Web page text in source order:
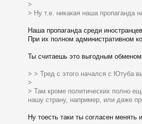
>
> Ну т.е. никакая наша пропаганда
Наша пропаганда среди
При их полном административном
Ты считаешь это выгодным
> > Тред с этого начался с Ютуба
>
> Там кроме политических полно
нашу страну, например, или даже
Ну тоесть таки ты согласен